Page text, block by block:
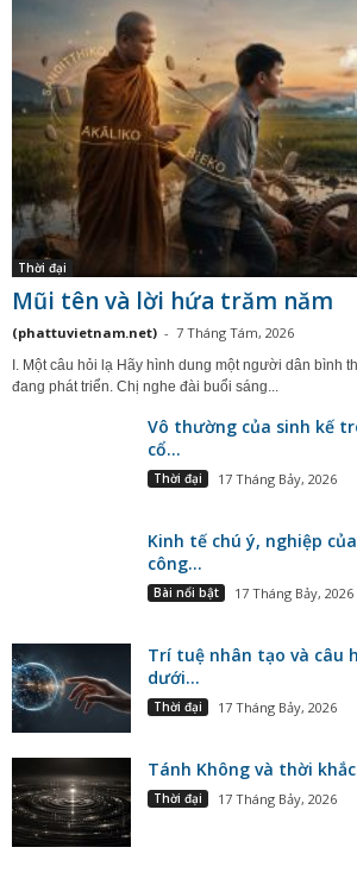
Thời đại
Mũi tên và lời hứa trăm năm
(phattuvietnam.net) - 7 Tháng Tám, 2026
I. Một câu hỏi lạ Hãy hình dung một người dân bình
đang phát triển. Chị nghe đài buổi sáng...
Vô thường của sinh kế
cổ...
Thời đại 17 Tháng Bảy, 2026
Kinh tế chú ý, nghiệp
công...
Bài nổi bật 17 Tháng Bảy, 2026
Trí tuệ nhân tạo và câu
dưới...
Thời đại 17 Tháng Bảy, 2026
Tánh Không và thời
Thời đại 17 Tháng Bảy, 2026